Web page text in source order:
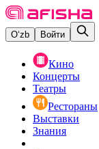
O‘zb Войти
Кино
Концерты
Театры
Рестораны
Выставки
Знания